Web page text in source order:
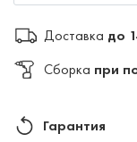
Доставка до
Сборка при
Гарантия